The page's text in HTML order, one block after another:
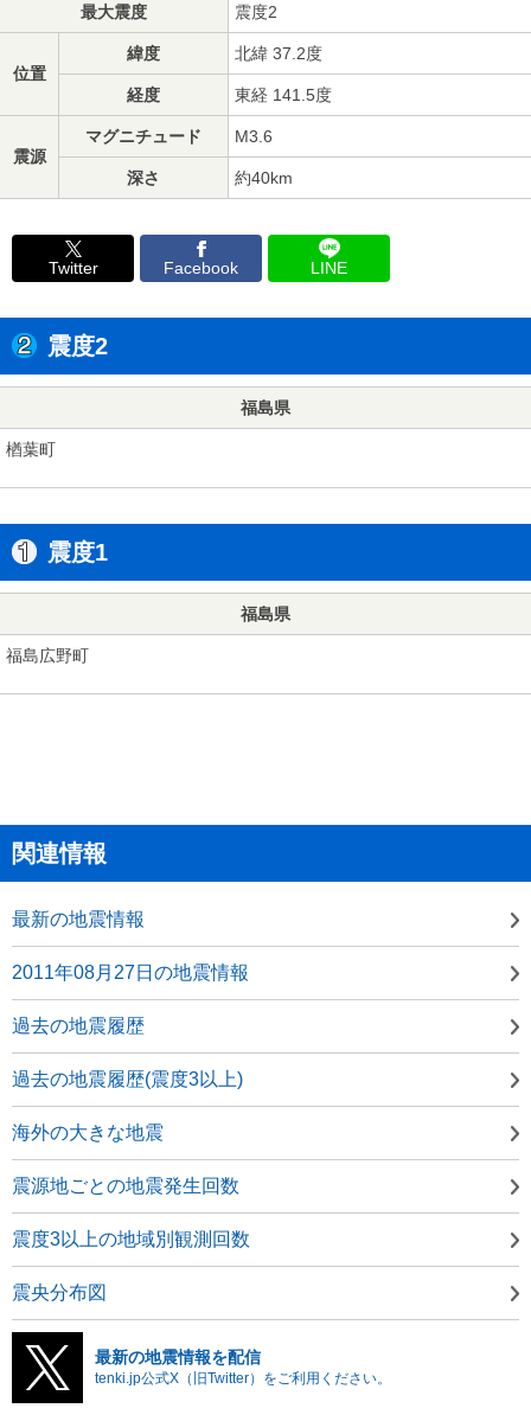
最大震度 震度2
位置
緯度 北緯 37.2度
経度 東経 141.5度
震源
マグニチュード M3.6
深さ 約40km
Twitter Facebook LINE
震度2
福島県
楢葉町
震度1
福島県
福島広野町
関連情報
最新の地震情報
2011年08月27日の地震情報
過去の地震履歴
過去の地震履歴(震度3以上)
海外の大きな地震
震源地ごとの地震発生回数
震度3以上の地域別観測回数
震央分布図
最新の地震情報を配信
tenki.jp公式X（旧Twitter）をご利用ください。